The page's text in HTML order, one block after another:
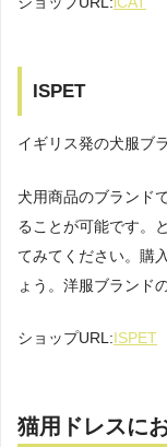
ISPET
イギリス発の犬服ブ
犬用商品のブランド
ることが可能です。
てみてください。購
ょう。洋服ブランド
ショップURL:ISPET
猫用ドレスに